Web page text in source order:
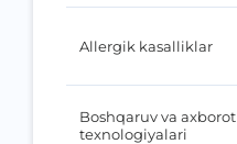
Allergik kasalliklar
Boshqaruv va axborot
texnologiyalari